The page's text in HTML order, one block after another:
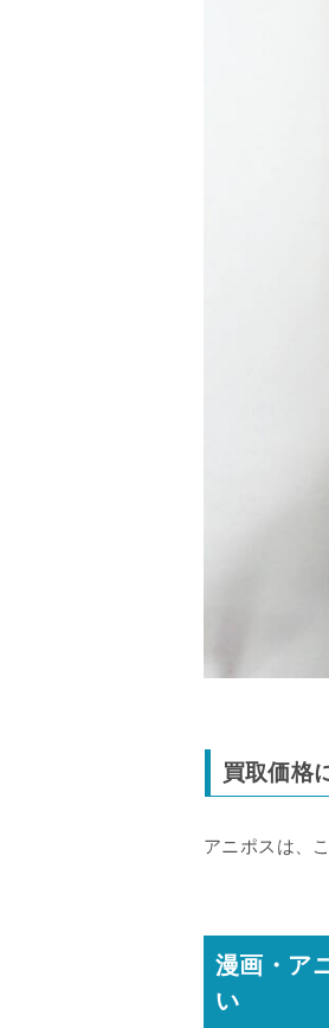
買取価格
アニポスは、
漫画・ア
い